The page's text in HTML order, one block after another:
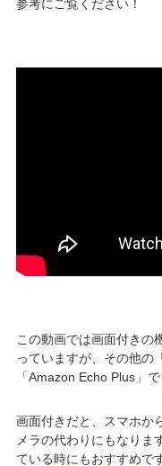
参考にご覧ください！
この動画では画面付きの
っていますが、その他の
「Amazon Echo Plus」
画面付きだと、スマホか
メラの代わりにもなりま
ている時にもおすすめで